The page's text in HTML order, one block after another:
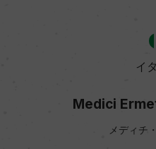
イ
Medici
メディチ